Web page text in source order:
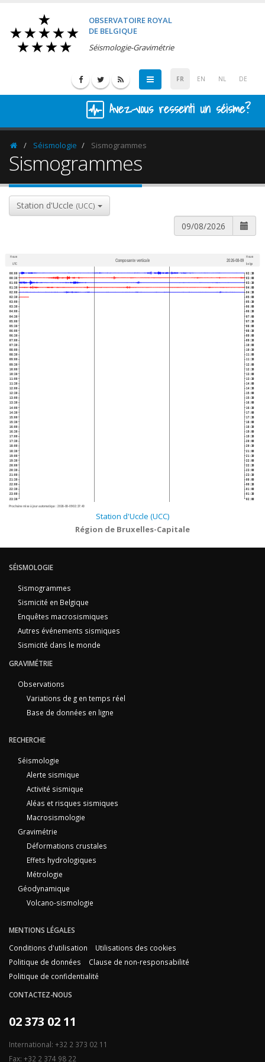
OBSERVATOIRE ROYAL
DE BELGIQUE
Séismologie-Gravimétrie
FR EN NL DE
Avez-vous ressenti un séisme?
HomepageSéismologie Sismogrammes
Sismogrammes
Station d'Uccle (UCC)
Heure
UTC
Composante verticale 2026-08-09
Heure
belge
00:00
00:30
01:00
01:30
02:00
02:30
03:00
03:30
04:00
04:30
05:00
05:30
06:00
06:30
07:00
07:30
08:00
08:30
09:00
09:30
10:00
10:30
11:00
11:30
12:00
12:30
13:00
13:30
14:00
14:30
15:00
15:30
16:00
16:30
17:00
17:30
18:00
18:30
19:00
19:30
20:00
20:30
21:00
21:30
22:00
22:30
23:00
23:30
02:30
03:00
03:30
04:00
04:30
05:00
05:30
06:00
06:30
07:00
07:30
08:00
08:30
09:00
09:30
10:00
10:30
11:00
11:30
12:00
12:30
13:00
13:30
14:00
14:30
15:00
15:30
16:00
16:30
17:00
17:30
18:00
18:30
19:00
19:30
20:00
20:30
21:00
21:30
22:00
22:30
23:00
23:30
00:00
00:30
01:00
01:30
02:00
Prochaine mise à jour automatique :2026-08-09 02:37:40
Station d'Uccle (UCC)
Région de Bruxelles-Capitale
SÉISMOLOGIE
Sismogrammes
Sismicité en Belgique
Enquêtes macrosismiques
Autres événements sismiques
Sismicité dans le monde
GRAVIMÉTRIE
Observations
Variations de g en temps réel
Base de données en ligne
RECHERCHE
Séismologie
Alerte sismique
Activité sismique
Aléas et risques sismiques
Macrosismologie
Gravimétrie
Déformations crustales
Effets hydrologiques
Métrologie
Géodynamique
Volcano-sismologie
MENTIONS LÉGALES
Conditions d'utilisation
Utilisations des cookies
Politique de données
Clause de non-responsabilité
Politique de confidentialité
CONTACTEZ-NOUS
02 373 02 11
International: +32 2 373 02 11
Fax: +32 2 374 98 22